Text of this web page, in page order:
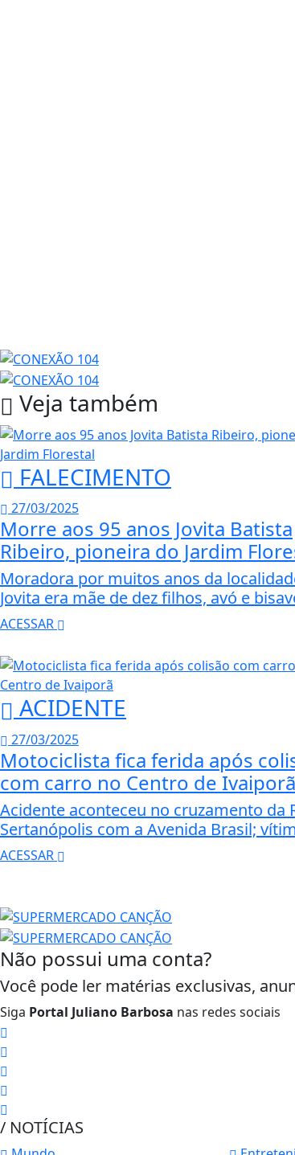
Veja também
FALECIMENTO
27/03/2025
Morre aos 95 anos Jovita Batista
Ribeiro, pioneira do Jardim
Moradora por muitos anos da
Jovita era mãe de dez filhos, avó e
ACESSAR
ACIDENTE
27/03/2025
Motociclista fica ferida após
com carro no Centro de Ivaiporã
Acidente aconteceu no cruzamento da
Sertanópolis com a Avenida Brasil;
ACESSAR
Não possui uma conta?
Você pode ler matérias exclusivas,
Siga Portal Juliano Barbosa nas redes sociais
/ NOTÍCIAS